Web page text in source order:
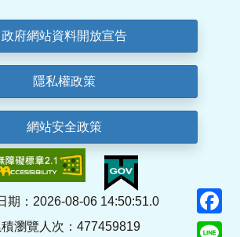
政府網站資料開放宣告
隱私權政策
網站安全政策
期：2026-08-06 14:50:51.0
積瀏覽人次：477459819